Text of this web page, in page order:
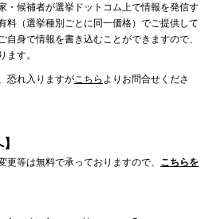
・候補者が選挙ドットコム上で情報を発信す
料（選挙種別ごとに同一価格）でご提供して
自身で情報を書き込むことができますので、
ます。
恐れ入りますがこちら よりお問合せくださ
等は無料で承っておりますので、 こちらを